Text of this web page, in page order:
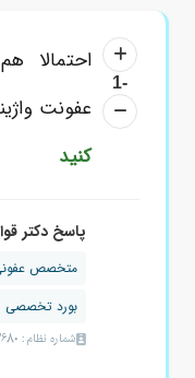
-1
احتمالا
عفونت
کنید
پاسخ دکتر
متخصص
بورد تخصصی
شماره نظام: 113680